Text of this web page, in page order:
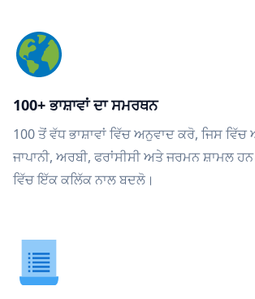
100+ ਭਾਸ਼ਾਵਾਂ ਦਾ ਸਮਰਥਨ
100 ਤੋਂ ਵੱਧ ਭਾਸ਼ਾਵਾਂ ਵਿੱਚ ਅਨੁਵਾਦ ਕਰੋ, ਜਿਸ ਵਿੱਚ
ਜਾਪਾਨੀ, ਅਰਬੀ, ਫਰਾਂਸੀਸੀ ਅਤੇ ਜਰਮਨ ਸ਼ਾਮਲ
ਵਿੱਚ ਇੱਕ ਕਲਿੱਕ ਨਾਲ ਬਦਲੋ।